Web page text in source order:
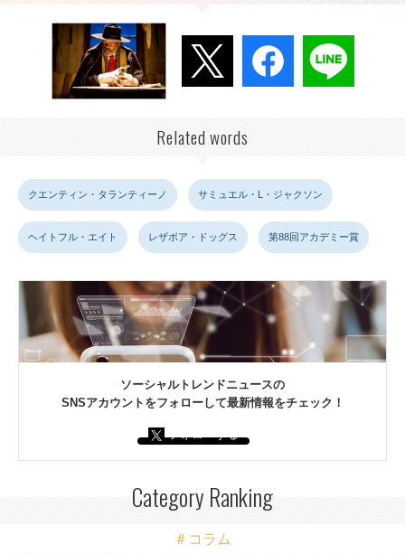
Related words
クエンティン・タランティーノ サミュエル・L・ジャクソン
ヘイトフル・エイト レザボア・ドッグス 第88回アカデミー賞
ソーシャルトレンドニュースの
SNSアカウントをフォローして最新情報をチェック！
Category Ranking
＃コラム